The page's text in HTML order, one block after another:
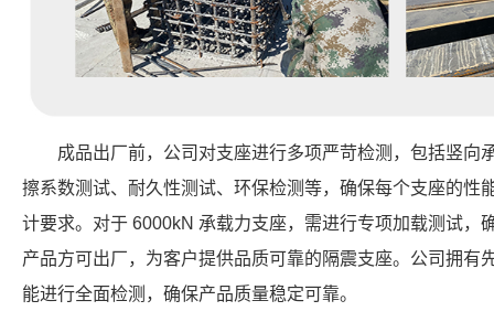
成品出厂前，公司对支座进行多项严苛检测，包括竖向
擦系数测试、耐久性测试、环保检测等，确保每个支座的性
计要求。对于 6000kN 承载力支座，需进行专项加载测试，
产品方可出厂，为客户提供品质可靠的隔震支座。公司拥有
能进行全面检测，确保产品质量稳定可靠。